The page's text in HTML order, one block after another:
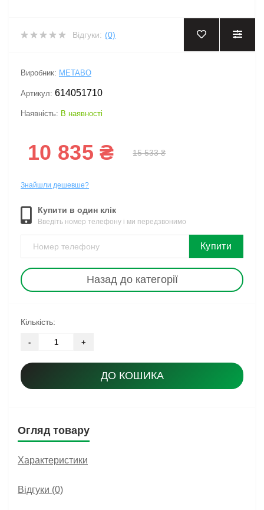
‹ ›
Відгуки: (0)
Виробник: METABO
Артикул: 614051710
Наявність: В наявності
10 835 ₴ 15 533 ₴
Знайшли дешевше?
Купити в один клік
Введіть номер телефону і ми передзвонимо
Купити
Назад до категорії
Кількість:
- +
ДО КОШИКА
Огляд товару
Характеристики
Відгуки (0)